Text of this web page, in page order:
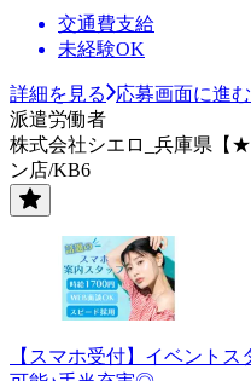
交通費支給
未経験OK
詳細を見る
応募画面に進む
派遣労働者
株式会社シエロ_兵庫県【
ン店/KB6
【スマホ受付】イベント